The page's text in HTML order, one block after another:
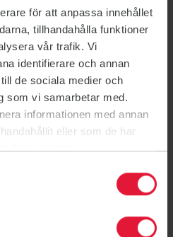
för att anpassa innehållet
tillhandahålla funktioner
vår trafik. Vi
identifierare och annan
de sociala medier och
som vi samarbetar med.
informationen med annan
eller som de har
deras tjänster.